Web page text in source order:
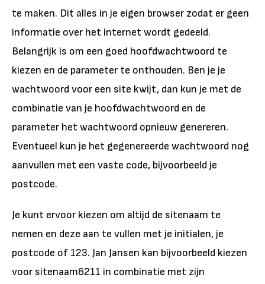
te maken. Dit alles in je eigen browser zodat er geen
informatie over het internet wordt gedeeld.
Belangrijk is om een goed hoofdwachtwoord te
kiezen en de parameter te onthouden. Ben je je
wachtwoord voor een site kwijt, dan kun je met de
combinatie van je hoofdwachtwoord en de
parameter het wachtwoord opnieuw genereren.
Eventueel kun je het gegenereerde wachtwoord nog
aanvullen met een vaste code, bijvoorbeeld je
postcode.
Je kunt ervoor kiezen om altijd de sitenaam te
nemen en deze aan te vullen met je initialen, je
postcode of 123. Jan Jansen kan bijvoorbeeld kiezen
voor sitenaam6211 in combinatie met zijn